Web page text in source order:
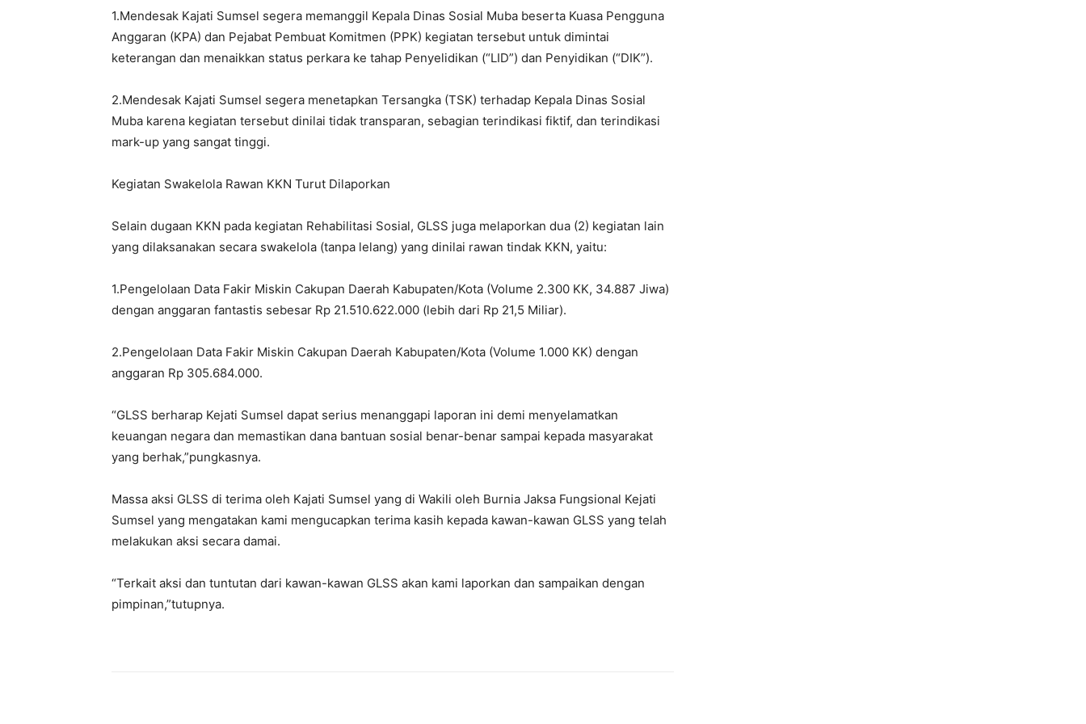
1.Mendesak Kajati Sumsel segera memanggil Kepala Dinas Sosial Muba beserta Kuasa Pengguna
Anggaran (KPA) dan Pejabat Pembuat Komitmen (PPK) kegiatan tersebut untuk dimintai
keterangan dan menaikkan status perkara ke tahap Penyelidikan (“LID”) dan Penyidikan (“DIK”).
2.Mendesak Kajati Sumsel segera menetapkan Tersangka (TSK) terhadap Kepala Dinas Sosial
Muba karena kegiatan tersebut dinilai tidak transparan, sebagian terindikasi fiktif, dan terindikasi
mark-up yang sangat tinggi.
Kegiatan Swakelola Rawan KKN Turut Dilaporkan
Selain dugaan KKN pada kegiatan Rehabilitasi Sosial, GLSS juga melaporkan dua (2) kegiatan lain
yang dilaksanakan secara swakelola (tanpa lelang) yang dinilai rawan tindak KKN, yaitu:
1.Pengelolaan Data Fakir Miskin Cakupan Daerah Kabupaten/Kota (Volume 2.300 KK, 34.887 Jiwa)
dengan anggaran fantastis sebesar Rp 21.510.622.000 (lebih dari Rp 21,5 Miliar).
2.Pengelolaan Data Fakir Miskin Cakupan Daerah Kabupaten/Kota (Volume 1.000 KK) dengan
anggaran Rp 305.684.000.
“GLSS berharap Kejati Sumsel dapat serius menanggapi laporan ini demi menyelamatkan
keuangan negara dan memastikan dana bantuan sosial benar-benar sampai kepada masyarakat
yang berhak,”pungkasnya.
Massa aksi GLSS di terima oleh Kajati Sumsel yang di Wakili oleh Burnia Jaksa Fungsional Kejati
Sumsel yang mengatakan kami mengucapkan terima kasih kepada kawan-kawan GLSS yang telah
melakukan aksi secara damai.
“Terkait aksi dan tuntutan dari kawan-kawan GLSS akan kami laporkan dan sampaikan dengan
pimpinan,”tutupnya.